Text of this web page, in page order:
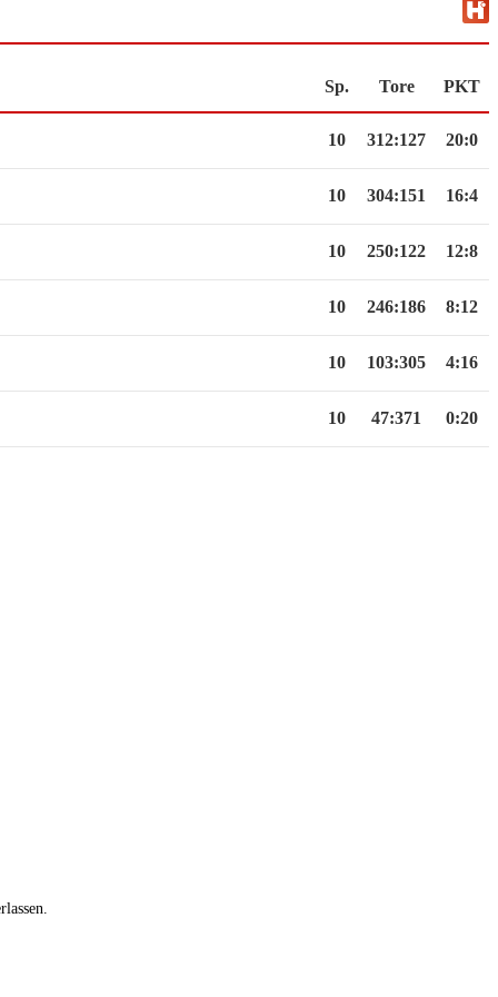
Sp. Tore PKT
10 312:127 20:0
10 304:151 16:4
10 250:122 12:8
10 246:186 8:12
10 103:305 4:16
10 47:371 0:20